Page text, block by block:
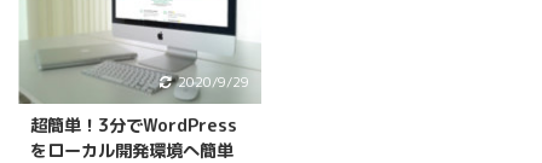
2019年(8) 2020年(1)
(1) LEGO(9)
クリエイターエキスパート(1)
2020/9/29
超簡単！3分でWordPress
をローカル開発環境へ簡単